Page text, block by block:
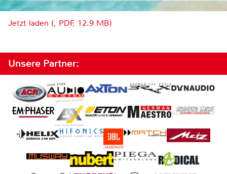
Jetzt laden (, PDF, 12.9 MB)
Unsere Partner: